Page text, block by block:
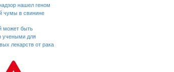
нашел геном
чумы в свинине
может быть
учеными для
лекарств от рака